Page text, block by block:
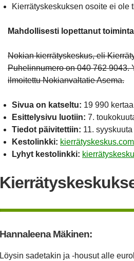
Kierrätyskeskuksen osoite ei ole
Mahdollisesti lopettanut
Nokian kierrätyskeskus, eli
Puhelinnumero on 040 762 9043.
ilmoitettu Nokianvaltatie Asema.
Sivua on katseltu: 19 990 kertaa
Esittelysivu luotiin: 7.
Tiedot päivitettiin: 11.
Kestolinkki:
Lyhyt kestolinkki:
Hannaleena Mäkinen:
Löysin sadetakin ja -housut alle